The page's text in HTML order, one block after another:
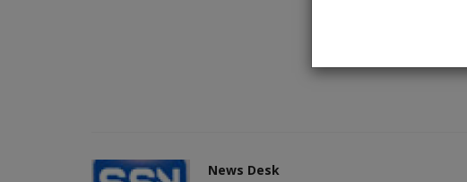
News Desk